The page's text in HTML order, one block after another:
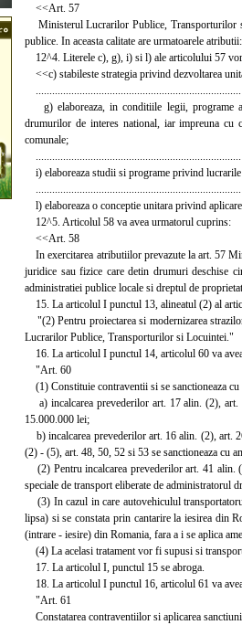
<<Art. 57
Ministerul Lucrarilor Publice, Transporturilor
publice. In aceasta calitate are urmatoarele
12^4. Literele c), g), i) si l) ale articolului 57
<<c) stabileste strategia privind dezvoltarea
g) elaboreaza, in conditiile legii, programe
drumurilor de interes national, iar impreuna cu
comunale;
i) elaboreaza studii si programe privind
l) elaboreaza o conceptie unitara privind
12^5. Articolul 58 va avea urmatorul cuprins:
<<Art. 58
In exercitarea atributiilor prevazute la art. 57
juridice sau fizice care detin drumuri deschise
administratiei publice locale si dreptul de
15. La articolul I punctul 13, alineatul (2) al
"(2) Pentru proiectarea si modernizarea
Lucrarilor Publice, Transporturilor si Locuintei."
16. La articolul I punctul 14, articolul 60 va
"Art. 60
(1) Constituie contraventii si se sanctioneaza
a) incalcarea prevederilor art. 17 alin. (2), art.
15.000.000 lei;
b) incalcarea prevederilor art. 16 alin. (2), art.
(2) - (5), art. 48, 50, 52 si 53 se sanctioneaza cu
(2) Pentru incalcarea prevederilor art. 41 alin.
speciale de transport eliberate de administratorul
(3) In cazul in care autovehiculul
lipsa) si se constata prin cantarire la iesirea din
(intrare - iesire) din Romania, fara a i se aplica
(4) La acelasi tratament vor fi supusi si
17. La articolul I, punctul 15 se abroga.
18. La articolul I punctul 16, articolul 61 va
"Art. 61
Constatarea contraventiilor si aplicarea